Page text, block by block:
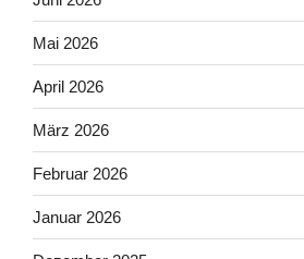
Mai 2026
April 2026
März 2026
Februar 2026
Januar 2026